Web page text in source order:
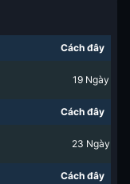
Cách đây
19 Ngày
Cách đây
23 Ngày
Cách đây